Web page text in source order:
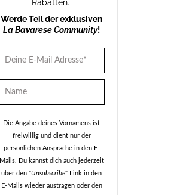
Rabatten.
Werde Teil der exklusiven
La Bavarese Community!
Die Angabe deines Vornamens ist
freiwillig und dient nur der
persönlichen Ansprache in den E-
Mails. Du kannst dich auch jederzeit
über den "Unsubscribe" Link in den
E-Mails wieder austragen oder den